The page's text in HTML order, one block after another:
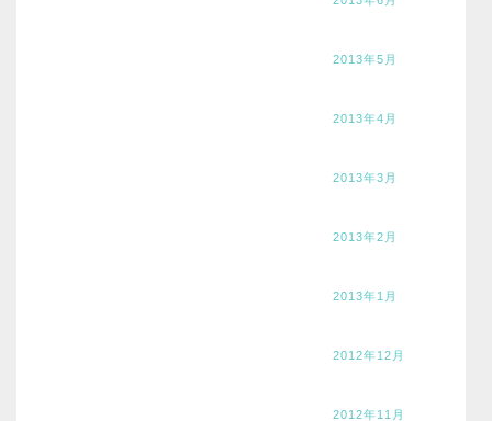
2013年5月
2013年4月
2013年3月
2013年2月
2013年1月
2012年12月
2012年11月